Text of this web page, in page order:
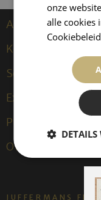
Artiesten
Kees van Dongen
Sculpturen
Exposities
Publicaties
Over ons
JUFFERMANS
onze
alle cookies
DETAILS